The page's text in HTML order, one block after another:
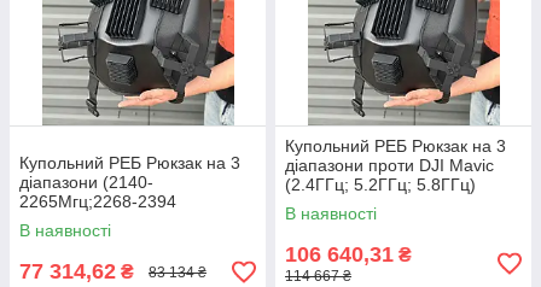
Купольний РЕБ Рюкзак на 3
діапазони (2140-
2265Мгц;2268-2394
МГц;2540-2680 Мгц)
В наявності
77 314,62 ₴ 83 134 ₴
Купольний РЕБ Рюкзак на 3
діапазони проти DJI Mavic
(2.4ГГц; 5.2ГГц; 5.8ГГц)
В наявності
106 640,31 ₴
114 667 ₴